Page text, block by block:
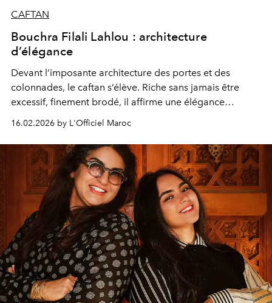
CAFTAN
Bouchra Filali Lahlou : architecture
d’élégance
Devant l’imposante architecture des portes et des
colonnades, le caftan s’élève. Riche sans jamais être
excessif, finement brodé, il affirme une élégance
parfaitement maîtrisée. Chaque détail, chaque fil,
accompagne la verticalité de la silhouette et redonne au
vêtement toute sa stature.
16.02.2026 by L'Officiel Maroc